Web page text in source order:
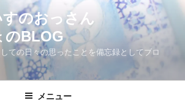
いすのおっさん
のBLOG
ての日々の思ったことを備忘録としてブロ
メニュー